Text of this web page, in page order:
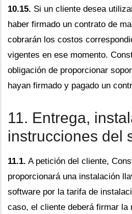
10.15. Si un cliente desea
haber firmado un contrato de
cobrarán los costos
vigentes en ese momento.
obligación de proporcionar
hayan firmado y pagado un
11. Entrega,
instrucciones del
11.1. A petición del cliente,
proporcionará una instalación
software por la tarifa de
caso, el cliente deberá firmar la